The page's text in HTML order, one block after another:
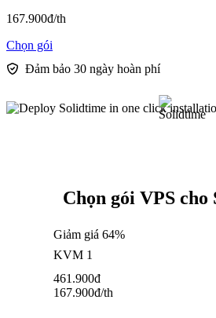
167.900đ/th
Chọn gói
Đảm bảo 30 ngày hoàn phí
Chọn gói VPS cho
Giảm giá 64%
KVM 1
461.900đ
167.900đ/th